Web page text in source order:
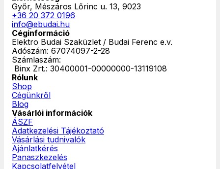
Győr, Mészáros Lőrinc u. 13, 9023
+36 20 372 0196
info@ebudai.hu
Céginformáció
Elektro Budai Szaküzlet / Budai Ferenc e.v.
Adószám: 67074097-2-28
Számlaszám:
‎ Binx Zrt.: 30400001-00000000-13119108
Rólunk
Shop
Cégünkről
Blog
Vásárlói információk
ÁSZF
Adatkezelési Tájékoztató
Vásárlási tudnivalók
Ajánlatkérés
Panaszkezelés
Kapcsolatfelvétel